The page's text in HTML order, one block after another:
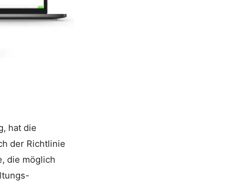
hat die
der Richtlinie
die möglich